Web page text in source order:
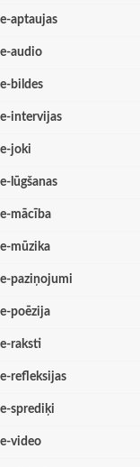
e-aptaujas
e-audio
e-bildes
e-intervijas
e-joki
e-lūgšanas
e-mācība
e-mūzika
e-paziņojumi
e-poēzija
e-raksti
e-refleksijas
e-sprediķi
e-video